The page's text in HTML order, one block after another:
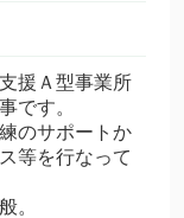
援Ａ型事業所
です。
のサポートか
等を行なって
。